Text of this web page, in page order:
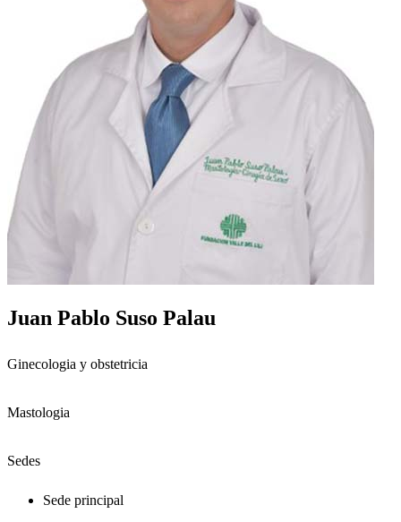
Juan Pablo Suso Palau
Ginecologia y obstetricia
Mastologia
Sedes
Sede principal